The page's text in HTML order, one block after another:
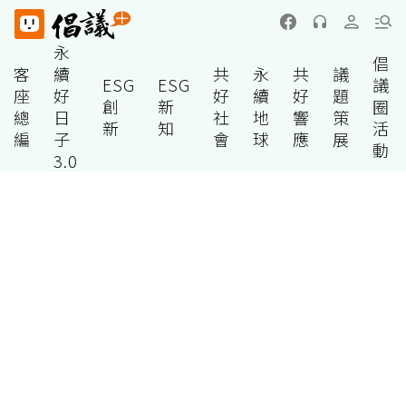
客
座
總
編
永
續
好
日
子
3.0
ESG
創
新
ESG
新
知
共
好
社
會
永
續
地
球
共
好
響
應
議
題
策
展
倡
議
圈
活
動